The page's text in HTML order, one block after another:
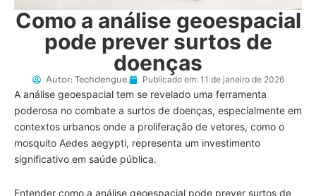
Como a análise geoespacial
pode prever surtos de
doenças
Autor:Techdengue. Publicado em: 11 de janeiro de 2026
A análise geoespacial tem se revelado uma ferramenta
poderosa no combate a surtos de doenças, especialmente em
contextos urbanos onde a proliferação de vetores, como o
mosquito Aedes aegypti, representa um investimento
significativo em saúde pública.
Entender como a análise geoespacial pode prever surtos de